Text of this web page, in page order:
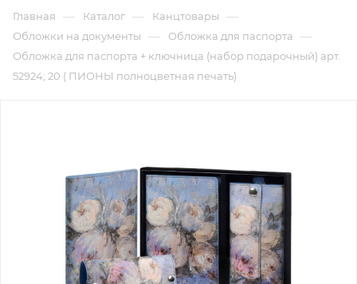
Главная — Каталог — Канцтовары —
Обложки на документы — Обложка для паспорта —
Обложка для паспорта + ключница (набор подарочный) арт.
52924; 20 ( ПИОНЫ полноцветная печать)